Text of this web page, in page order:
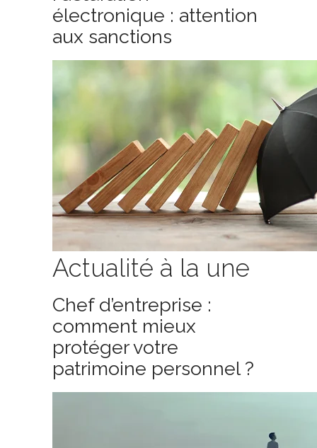
électronique : attention
aux sanctions
Actualité à la une
Chef d’entreprise :
comment mieux
protéger votre
patrimoine personnel ?